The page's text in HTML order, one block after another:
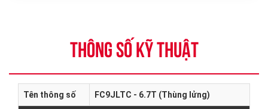
THÔNG SỐ KỸ THUẬT
Tên thông số FC9JLTC - 6.7T (Thùng lửng)